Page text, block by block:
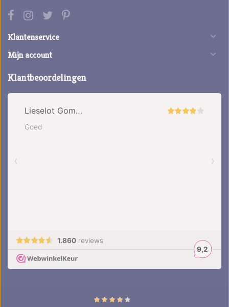
Klantenservice
Mijn account
Klantbeoordelingen